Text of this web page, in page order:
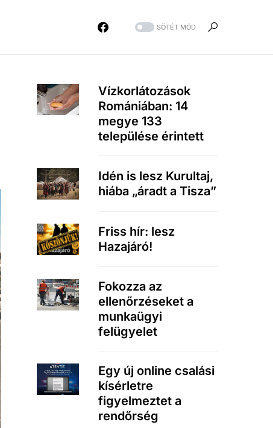
SÖTÉT MÓD
Vízkorlátozások
Romániában: 14
megye 133
települése érintett
Idén is lesz Kurultaj,
hiába „áradt a Tisza”
Friss hír: lesz
Hazajáró!
Fokozza az
ellenőrzéseket a
munkaügyi
felügyelet
Egy új online csalási
kísérletre
figyelmeztet a
rendőrség